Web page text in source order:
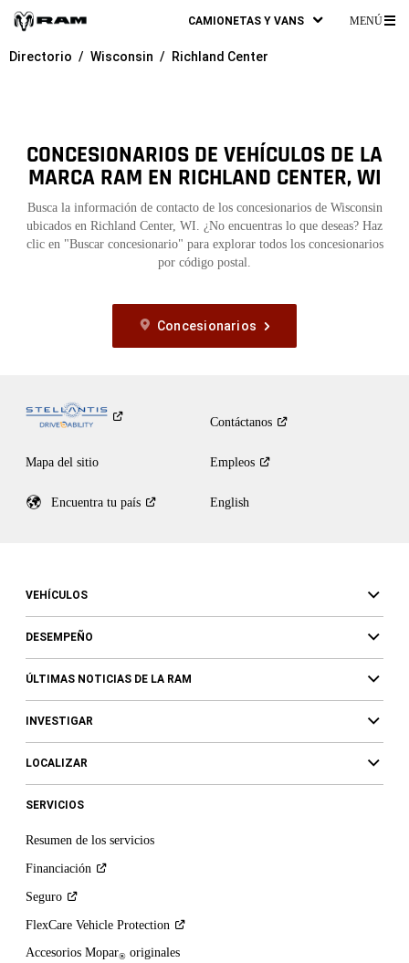
CAMIONETAS Y VANS MENÚ
Directorio Wisconsin Richland Center
CONCESIONARIOS DE VEHÍCULOS DE LA
MARCA RAM EN RICHLAND CENTER, WI
Busca la información de contacto de los concesionarios de Wisconsin
ubicados en Richland Center, WI. ¿No encuentras lo que deseas? Haz
clic en "Buscar concesionario" para explorar todos los concesionarios
por código postal.
Concesionarios
Contáctanos
Mapa del sitio Empleos
Encuentra tu país English
VEHÍCULOS
DESEMPEÑO
ÚLTIMAS NOTICIAS DE LA RAM
INVESTIGAR
LOCALIZAR
SERVICIOS
Resumen de los servicios
Financiación
Seguro
FlexCare Vehicle Protection
Accesorios Mopar® originales